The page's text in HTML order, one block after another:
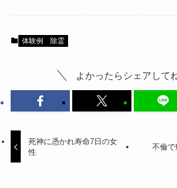
体験例 除霊
よかったらシェアして
死神に憑かれ寿命7日の女
性
不倫で